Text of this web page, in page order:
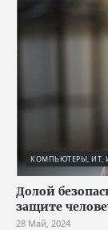
КОМПЬЮТЕРЫ, ИТ,
Долой
защите
28 Май, 2024